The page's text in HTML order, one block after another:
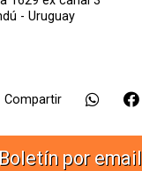
- Uruguay
Compartir
Boletín por email